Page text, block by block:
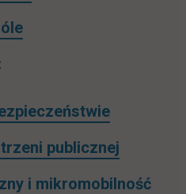
publicznej
i mikromobilność